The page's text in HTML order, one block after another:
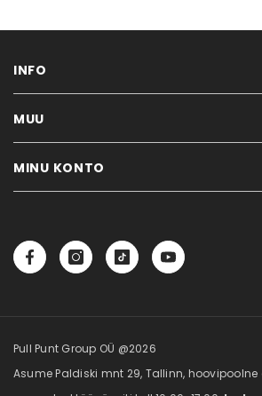
INFO
Müügi- ja tagastustingimused
Privaatsuspoliitika
MUU
Kaubamärgid
Sisukaart
MINU KONTO
Tellimuste ajalugu
Tellitud tooted
Pull Punt Group OÜ @2026
Asume Paldiski mnt 29, Tallinn, hoovipoolne